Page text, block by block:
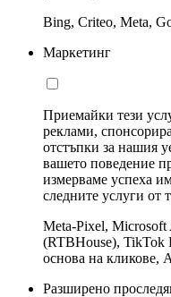
Bing, Criteo, Meta,
Маркетинг
Приемайки тези
реклами,
отстъпки за нашия
вашето поведение
измерваме успеха
следните услуги от
Meta-Pixel, Microsoft
(RTBHouse), TikTok
основа на кликове,
Разширено